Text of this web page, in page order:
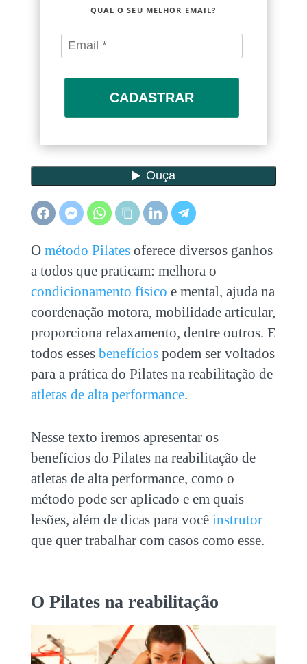
QUAL O SEU MELHOR EMAIL?
CADASTRAR
O método Pilatesoferece diversos ganhos
a todos que praticam: melhora o
condicionamento físico e mental, ajuda na
coordenação motora, mobilidade articular,
proporciona relaxamento, dentre outros. E
todos esses benefíciospodem ser voltados
para a prática do Pilates na reabilitação de
atletas de alta performance.
Nesse texto iremos apresentar os
benefícios do Pilates na reabilitação de
atletas de alta performance, como o
método pode ser aplicado e em quais
lesões, além de dicas para você instrutor
que quer trabalhar com casos como esse.
O Pilates na reabilitação